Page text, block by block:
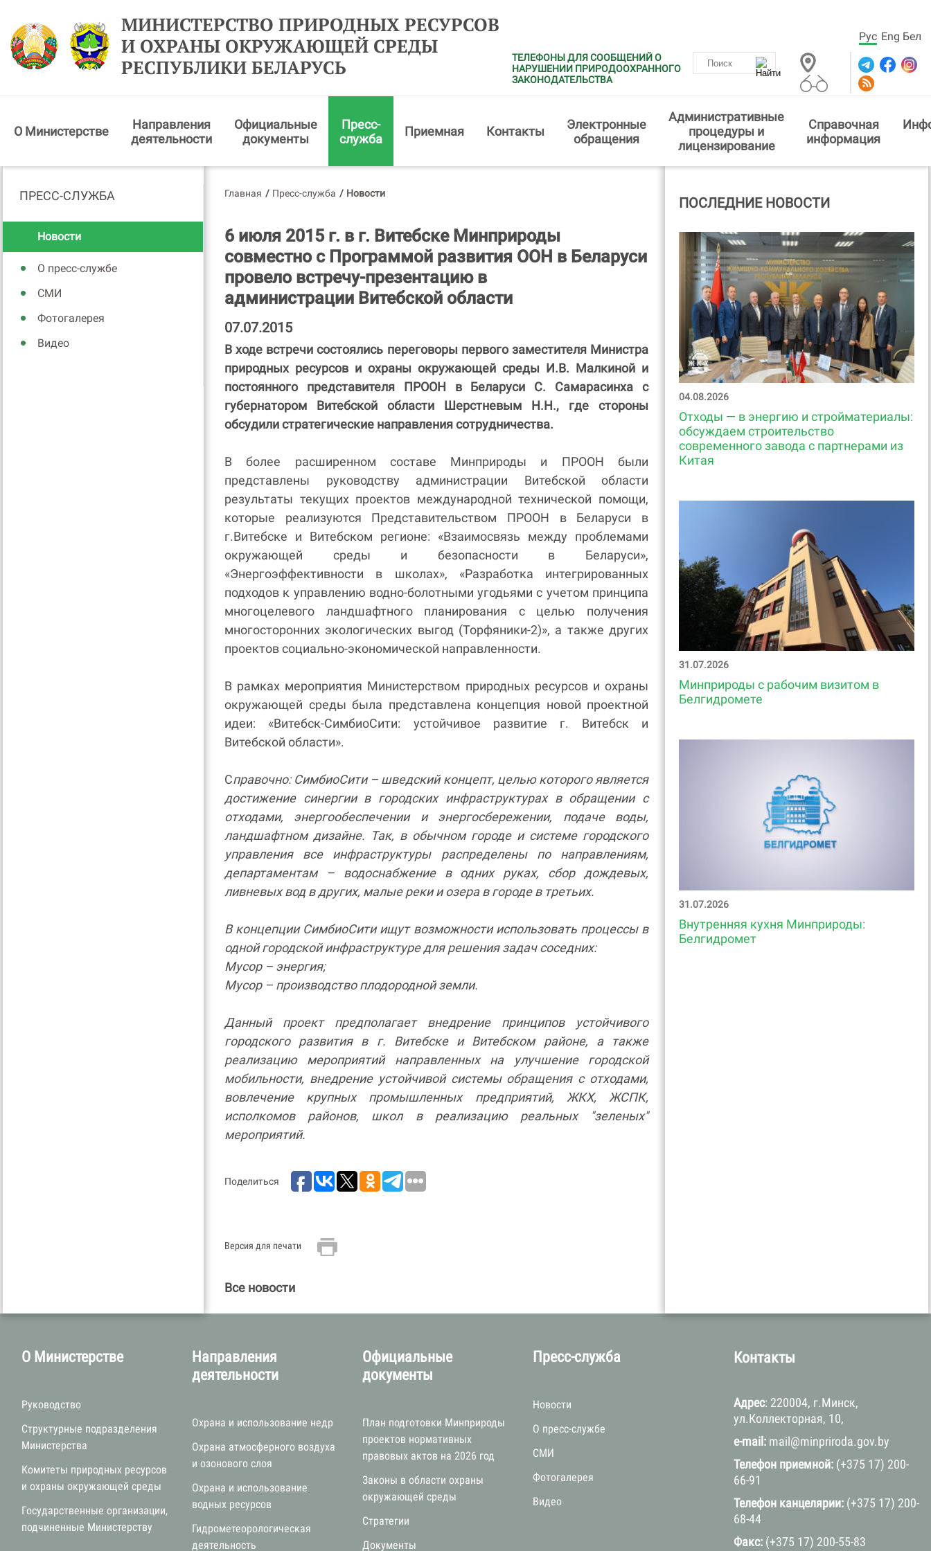
МИНИСТЕРСТВО ПРИРОДНЫХ РЕСУРСОВ
И ОХРАНЫ ОКРУЖАЮЩЕЙ СРЕДЫ
РЕСПУБЛИКИ БЕЛАРУСЬ
Рус Eng Бел
ТЕЛЕФОНЫ ДЛЯ СООБЩЕНИЙ О
НАРУШЕНИИ ПРИРОДООХРАННОГО
ЗАКОНОДАТЕЛЬСТВА
О Министерстве
Направления
деятельности
Официальные
документы
Пресс-
служба
Приемная Контакты
Электронные
обращения
Административные
процедуры и
лицензирование
Справочная
информация
ПРЕСС-СЛУЖБА
Новости
О пресс-службе
СМИ
Фотогалерея
Видео
Главная / Пресс-служба / Новости
6 июля 2015 г. в г. Витебске Минприроды
совместно с Программой развития ООН в Беларуси
провело встречу-презентацию в
администрации Витебской области
07.07.2015
В ходе встречи состоялись переговоры первого заместителя Министра
природных ресурсов и охраны окружающей среды И.В. Малкиной и
постоянного представителя ПРООН в Беларуси С. Самарасинха с
губернатором Витебской области Шерстневым Н.Н., где стороны
обсудили стратегические направления сотрудничества.
В более расширенном составе Минприроды и ПРООН были
представлены руководству администрации Витебской области
результаты текущих проектов международной технической помощи,
которые реализуются Представительством ПРООН в Беларуси в
г.Витебске и Витебском регионе: «Взаимосвязь между проблемами
окружающей среды и безопасности в Беларуси»,
«Энергоэффективности в школах», «Разработка интегрированных
подходов к управлению водно-болотными угодьями с учетом принципа
многоцелевого ландшафтного планирования с целью получения
многосторонних экологических выгод (Торфяники-2)», а также других
проектов социально-экономической направленности.
В рамках мероприятия Министерством природных ресурсов и охраны
окружающей среды была представлена концепция новой проектной
идеи: «Витебск-СимбиоСити: устойчивое развитие г. Витебск и
Витебской области».
Справочно: СимбиоСити – шведский концепт, целью которого является
достижение синергии в городских инфраструктурах в обращении с
отходами, энергообеспечении и энергосбережении, подаче воды,
ландшафтном дизайне. Так, в обычном городе и системе городского
управления все инфраструктуры распределены по направлениям,
департаментам – водоснабжение в одних руках, сбор дождевых,
ливневых вод в других, малые реки и озера в городе в третьих.
В концепции СимбиоСити ищут возможности использовать процессы в
одной городской инфраструктуре для решения задач соседних:
Мусор – энергия;
Мусор – производство плодородной земли.
Данный проект предполагает внедрение принципов устойчивого
городского развития в г. Витебске и Витебском районе, а также
реализацию мероприятий направленных на улучшение городской
мобильности, внедрение устойчивой системы обращения с отходами,
вовлечение крупных промышленных предприятий, ЖКХ, ЖСПК,
исполкомов районов, школ в реализацию реальных "зеленых"
мероприятий.
Поделиться
Версия для печати
Все новости
ПОСЛЕДНИЕ НОВОСТИ
04.08.2026
Отходы — в энергию и стройматериалы:
обсуждаем строительство
современного завода с партнерами из
Китая
31.07.2026
Минприроды с рабочим визитом в
Белгидромете
31.07.2026
Внутренняя кухня Минприроды:
Белгидромет
О Министерстве
Руководство
Структурные подразделения
Министерства
Комитеты природных ресурсов
и охраны окружающей среды
Государственные организации,
подчиненные Министерству
Направления
деятельности
Охрана и использование недр
Охрана атмосферного воздуха
и озонового слоя
Охрана и использование
водных ресурсов
Гидрометеорологическая
деятельность
Официальные
документы
План подготовки Минприроды
проектов нормативных
правовых актов на 2026 год
Законы в области охраны
окружающей среды
Стратегии
Документы
Пресс-служба
Новости
О пресс-службе
СМИ
Фотогалерея
Видео
Контакты
Адрес: 220004, г.Минск,
ул.Коллекторная, 10,
e-mail: mail@minpriroda.gov.by
Телефон приемной: (+375 17) 200-
66-91
Телефон канцелярии: (+375 17) 200-
68-44
Факс: (+375 17) 200-55-83